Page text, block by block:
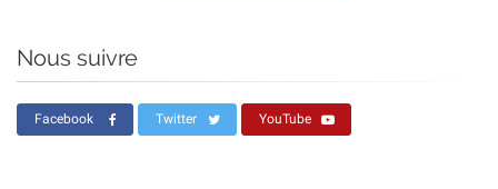
Nous suivre
Facebook Twitter YouTube